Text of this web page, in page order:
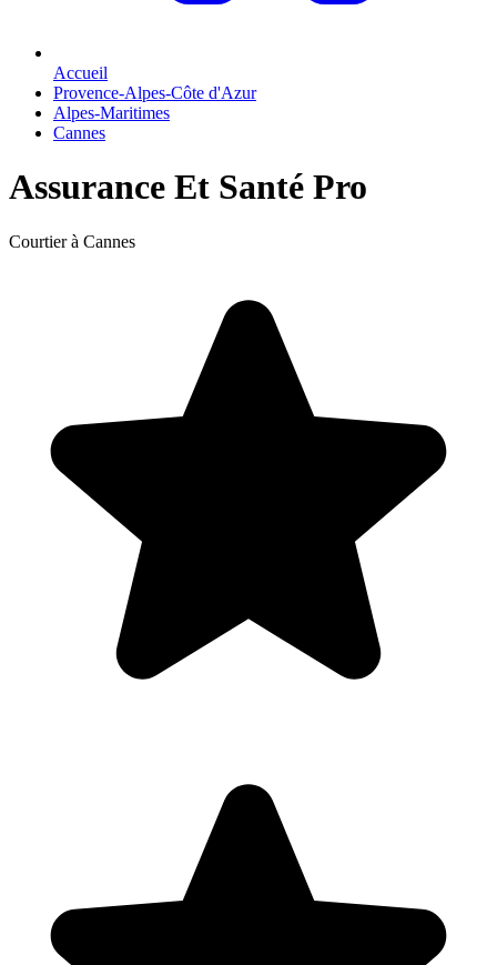
Accueil
Provence-Alpes-Côte d'Azur
Alpes-Maritimes
Cannes
Assurance Et Santé Pro
Courtier à Cannes